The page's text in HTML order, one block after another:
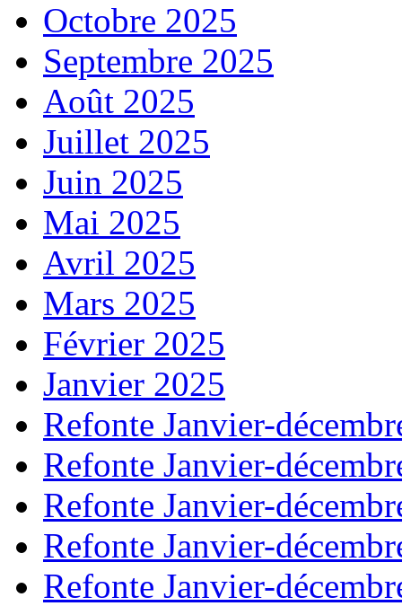
Octobre 2025
Septembre 2025
Août 2025
Juillet 2025
Juin 2025
Mai 2025
Avril 2025
Mars 2025
Février 2025
Janvier 2025
Refonte Janvier-
Refonte Janvier-
Refonte Janvier-
Refonte Janvier-
Refonte Janvier-